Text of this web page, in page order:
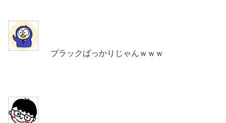
ブラックばっかりじゃんｗｗｗ